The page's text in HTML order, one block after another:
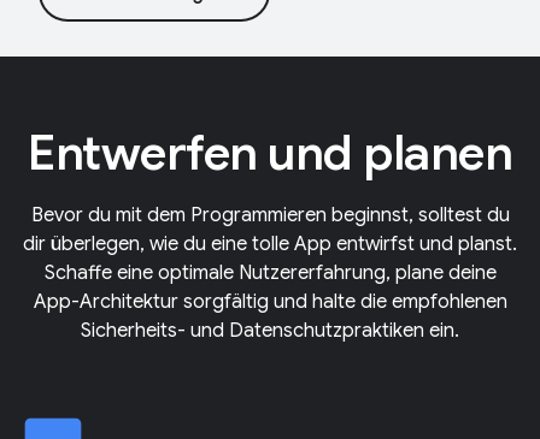
Entwerfen und planen
Bevor du mit dem Programmieren beginnst, solltest du
dir überlegen, wie du eine tolle App entwirfst und planst.
Schaffe eine optimale Nutzererfahrung, plane deine
App-Architektur sorgfältig und halte die empfohlenen
Sicherheits- und Datenschutzpraktiken ein.